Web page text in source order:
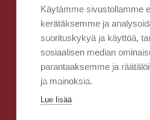
Käytämme sivustollamme
kerätäksemme ja
suorituskykyä ja käyttöä,
sosiaalisen median
parantaaksemme ja
ja mainoksia.
Lue lisää